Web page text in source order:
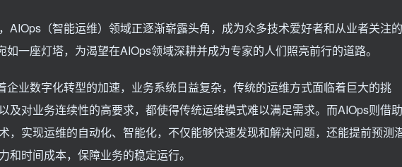
AIOps（智能运维）领域正逐渐崭露头角，成为众多技术爱好者和从业者关注的
一座灯塔，为渴望在AIOps领域深耕并成为专家的人们照亮前行的道路。
企业数字化转型的加速，业务系统日益复杂，传统的运维方式面临着巨大的挑
及对业务连续性的高要求，都使得传统运维模式难以满足需求。而AIOps则借助
，实现运维的自动化、智能化，不仅能够快速发现和解决问题，还能提前预测
和时间成本，保障业务的稳定运行。